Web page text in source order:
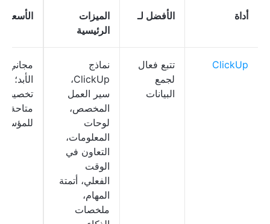
أداة الأفضل لـ
الميزات
الرئيسية
الأسعار
ClickUp
تتبع فعال
لجمع
البيانات
نماذج
ClickUp،
سير العمل
المخصص،
لوحات
المعلومات،
التعاون في
الوقت
الفعلي، أتمتة
المهام،
ملخصات
مجاني
الأبد؛
متاحة